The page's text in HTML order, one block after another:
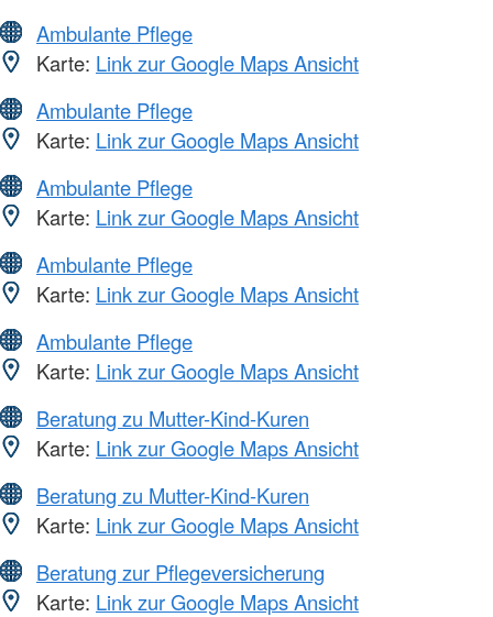
Ambulante Pflege
Karte: Link zur Google Maps Ansicht
Ambulante Pflege
Karte: Link zur Google Maps Ansicht
Ambulante Pflege
Karte: Link zur Google Maps Ansicht
Ambulante Pflege
Karte: Link zur Google Maps Ansicht
Ambulante Pflege
Karte: Link zur Google Maps Ansicht
Beratung zu Mutter-Kind-Kuren
Karte: Link zur Google Maps Ansicht
Beratung zu Mutter-Kind-Kuren
Karte: Link zur Google Maps Ansicht
Beratung zur Pflegeversicherung
Karte: Link zur Google Maps Ansicht